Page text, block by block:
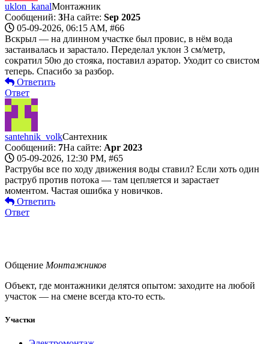
uklon_kanalМонтажник
Сообщений: 3На сайте: Sep 2025
05-09-2026, 06:15 AM, #66
Вскрыл — на длинном участке был провис, в нём вода
застаивалась и зарастало. Переделал уклон 3 см/метр,
сократил 50ю до стояка, поставил аэратор. Уходит со свистом
теперь. Спасибо за разбор.
Ответить
Ответ
santehnik_volkСантехник
Сообщений: 7На сайте: Apr 2023
05-09-2026, 12:30 PM, #65
Раструбы все по ходу движения воды ставил? Если хоть один
раструб против потока — там цепляется и зарастает
моментом. Частая ошибка у новичков.
Ответить
Ответ
Общение Монтажников
Объект, где монтажники делятся опытом: заходите на любой
участок — на смене всегда кто-то есть.
Участки